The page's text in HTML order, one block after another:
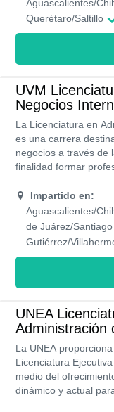
con modalidades de
empresas o en la
Aguascalientes/
Querétaro/Saltillo
UVM
Negocios
La Licenciatura en
es una carrera
negocios a través de
finalidad formar
internacionalización
organizaciones.
presencial en más
compuesto por 9
Impartido en:
Aguascalientes/
de Juárez/
Gutiérrez/
UNEA
Administración
La UNEA
Licenciatura
medio del
dinámico y actual